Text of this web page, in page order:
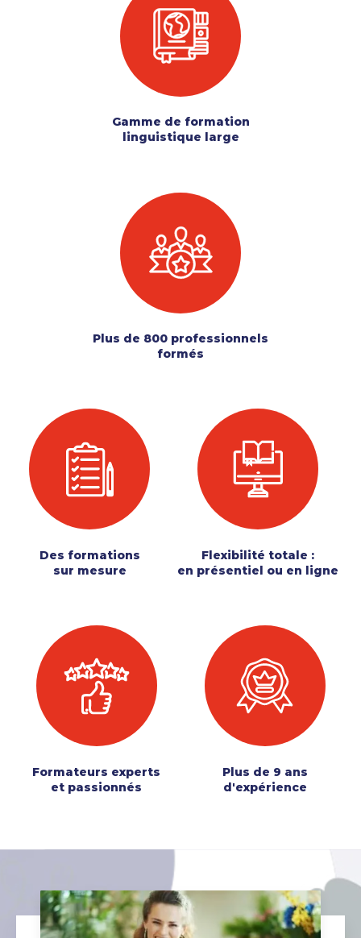
Gamme de formation
linguistique large
Plus de 800 professionnels
formés
Des formations
sur mesure
Flexibilité totale :
en présentiel ou en ligne
Formateurs experts
et passionnés
Plus de 9 ans
d'expérience